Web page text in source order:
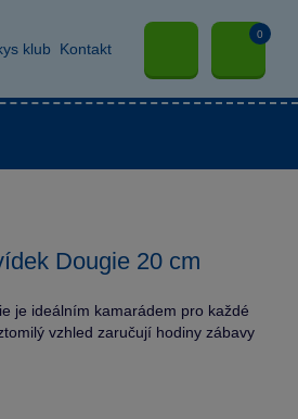
klub Kontakt
0
Dougie 20 cm
je ideálním kamarádem pro každé
vzhled zaručují hodiny zábavy